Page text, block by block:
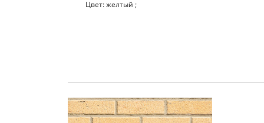
Цвет: желтый ;